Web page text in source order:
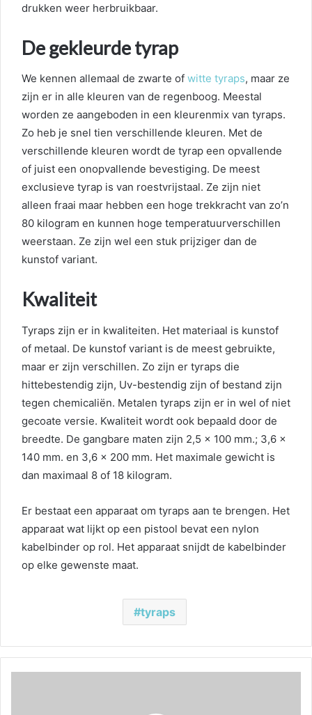
drukken weer herbruikbaar.
De gekleurde tyrap
We kennen allemaal de zwarte of witte tyraps, maar ze
zijn er in alle kleuren van de regenboog. Meestal
worden ze aangeboden in een kleurenmix van tyraps.
Zo heb je snel tien verschillende kleuren. Met de
verschillende kleuren wordt de tyrap een opvallende
of juist een onopvallende bevestiging. De meest
exclusieve tyrap is van roestvrijstaal. Ze zijn niet
alleen fraai maar hebben een hoge trekkracht van zo’n
80 kilogram en kunnen hoge temperatuurverschillen
weerstaan. Ze zijn wel een stuk prijziger dan de
kunstof variant.
Kwaliteit
Tyraps zijn er in kwaliteiten. Het materiaal is kunstof
of metaal. De kunstof variant is de meest gebruikte,
maar er zijn verschillen. Zo zijn er tyraps die
hittebestendig zijn, Uv-bestendig zijn of bestand zijn
tegen chemicaliën. Metalen tyraps zijn er in wel of niet
gecoate versie. Kwaliteit wordt ook bepaald door de
breedte. De gangbare maten zijn 2,5 x 100 mm.; 3,6 x
140 mm. en 3,6 x 200 mm. Het maximale gewicht is
dan maximaal 8 of 18 kilogram.
Er bestaat een apparaat om tyraps aan te brengen. Het
apparaat wat lijkt op een pistool bevat een nylon
kabelbinder op rol. Het apparaat snijdt de kabelbinder
op elke gewenste maat.
tyraps